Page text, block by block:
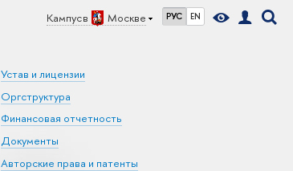
Кампус в Москве РУС EN
Устав и лицензии
Оргструктура
Финансовая отчетность
Документы
Авторские права и патенты